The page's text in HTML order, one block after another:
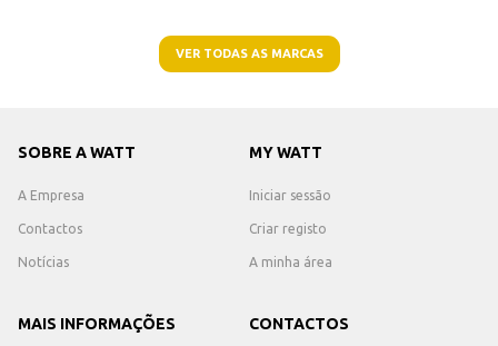
VER TODAS AS MARCAS
SOBRE A WATT
A Empresa
Contactos
Notícias
MY WATT
Iniciar sessão
Criar registo
A minha área
MAIS INFORMAÇÕES CONTACTOS